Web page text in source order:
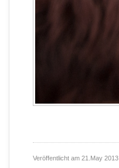
Veröffentlicht am 21.May 2013